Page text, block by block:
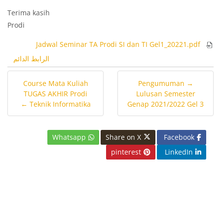
Terima kasih
Prodi
Jadwal Seminar TA Prodi SI dan TI Gel1_20221.pdf
الرابط الدائم
→ Pengumuman
Lulusan Semester
Genap 2021/2022 Gel 3
Course Mata Kuliah
TUGAS AKHIR Prodi
Teknik Informatika ←
Facebook
Share on X
Whatsapp
LinkedIn
pinterest